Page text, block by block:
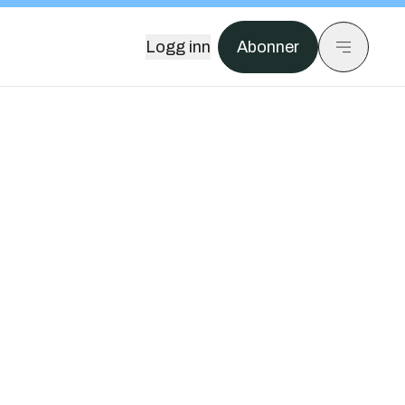
Logg inn Abonner